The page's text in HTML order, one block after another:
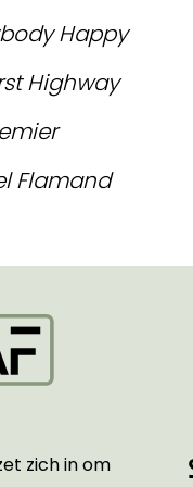
Happy
Highway
Flamand
zich in om